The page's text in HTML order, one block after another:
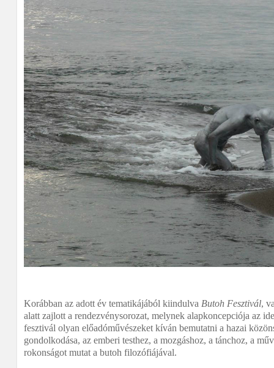
Korábban az adott év tematikájából kiindulva Butoh Fesztivál,
alatt zajlott a rendezvénysorozat, melynek alapkoncepciója az
fesztivál olyan előadóművészeket kíván bemutatni a hazai
gondolkodása, az emberi testhez, a mozgáshoz, a tánchoz, a
rokonságot mutat a butoh filozófiájával.